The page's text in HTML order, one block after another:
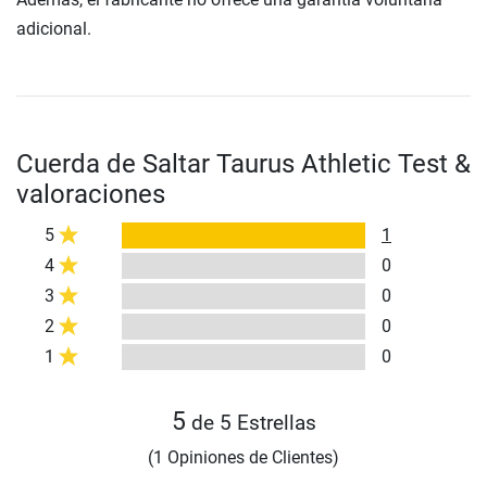
adicional.
Cuerda de Saltar Taurus Athletic Test &
valoraciones
5
1
4
0
3
0
2
0
1
0
5 de 5 Estrellas
(1 Opiniones de Clientes)